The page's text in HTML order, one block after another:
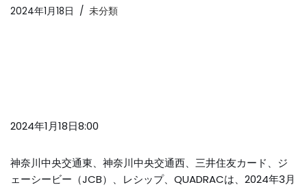
2024年1月18日 未分類
2024年1月18日8:00
神奈川中央交通東、神奈川中央交通西、三井住友カード、ジ
ェーシービー（JCB）、レシップ、QUADRACは、2024年3月